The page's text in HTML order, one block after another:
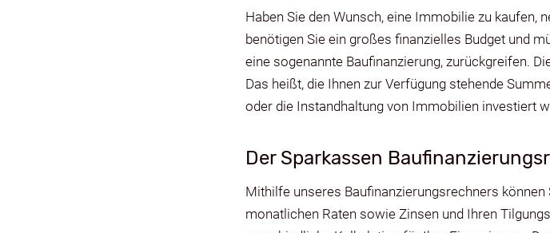
Haben Sie den Wunsch, eine Immobilie zu kaufen,
benötigen Sie ein großes finanzielles Budget und
eine sogenannte Baufinanzierung, zurückgreifen.
Das heißt, die Ihnen zur Verfügung stehende
oder die Instandhaltung von Immobilien investiert
Der Sparkassen
Mithilfe unseres Baufinanzierungsrechners
monatlichen Raten sowie Zinsen und Ihren